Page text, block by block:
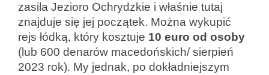
zasila Jezioro Ochrydzkie i właśnie tutaj
znajduje się jej początek. Można wykupić
rejs łódką, który kosztuje 10 euro od osoby
(lub 600 denarów macedońskich/ sierpień
2023 rok). My jednak, po dokładniejszym